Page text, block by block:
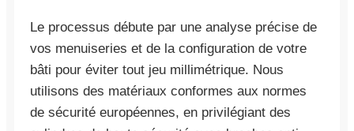
Le processus débute par une analyse précise de
vos menuiseries et de la configuration de votre
bâti pour éviter tout jeu millimétrique. Nous
utilisons des matériaux conformes aux normes
de sécurité européennes, en privilégiant des